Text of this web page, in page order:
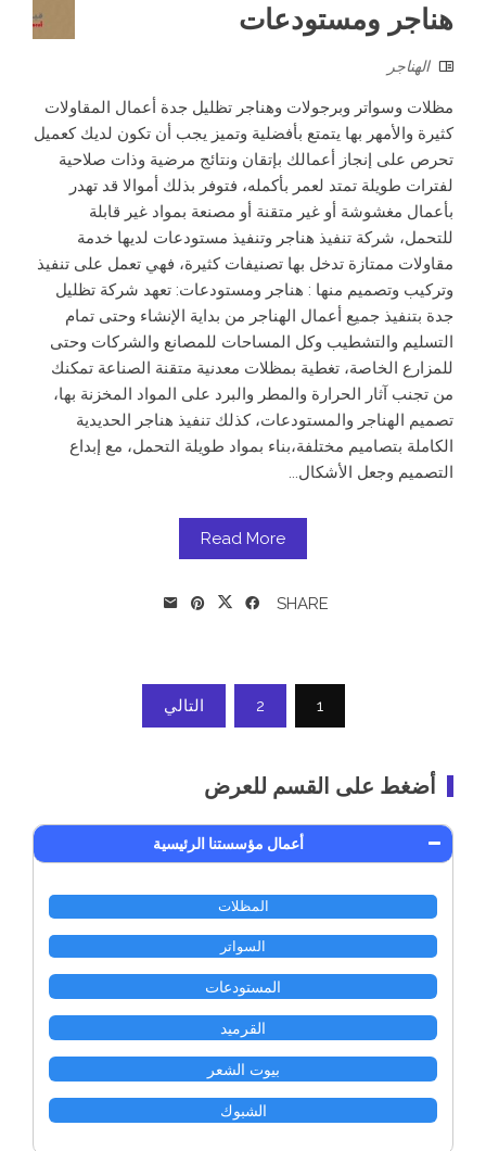
هناجر ومستودعات
الهناجر
مظلات وسواتر وبرجولات وهناجر تظليل جدة أعمال المقاولات
كثيرة والأمهر بها يتمتع بأفضلية وتميز يجب أن تكون لديك كعميل
تحرص على إنجاز أعمالك بإتقان ونتائج مرضية وذات صلاحية
لفترات طويلة تمتد لعمر بأكمله، فتوفر بذلك أموالا قد تهدر
بأعمال مغشوشة أو غير متقنة أو مصنعة بمواد غير قابلة
للتحمل، شركة تنفيذ هناجر وتنفيذ مستودعات لديها خدمة
مقاولات ممتازة تدخل بها تصنيفات كثيرة، فهي تعمل على تنفيذ
وتركيب وتصميم منها : هناجر ومستودعات: تعهد شركة تظليل
جدة بتنفيذ جميع أعمال الهناجر من بداية الإنشاء وحتى تمام
التسليم والتشطيب وكل المساحات للمصانع والشركات وحتى
للمزارع الخاصة، تغطية بمظلات معدنية متقنة الصناعة تمكنك
من تجنب آثار الحرارة والمطر والبرد على المواد المخزنة بها،
تصميم الهناجر والمستودعات، كذلك تنفيذ هناجر الحديدية
الكاملة بتصاميم مختلفة،بناء بمواد طويلة التحمل، مع إبداع
التصميم وجعل الأشكال...
Read More
SHARE
pagination
1
2 التالي
أضغط على القسم للعرض
أعمال مؤسستنا الرئيسية
المظلات
السواتر
المستودعات
القرميد
بيوت الشعر
الشبوك